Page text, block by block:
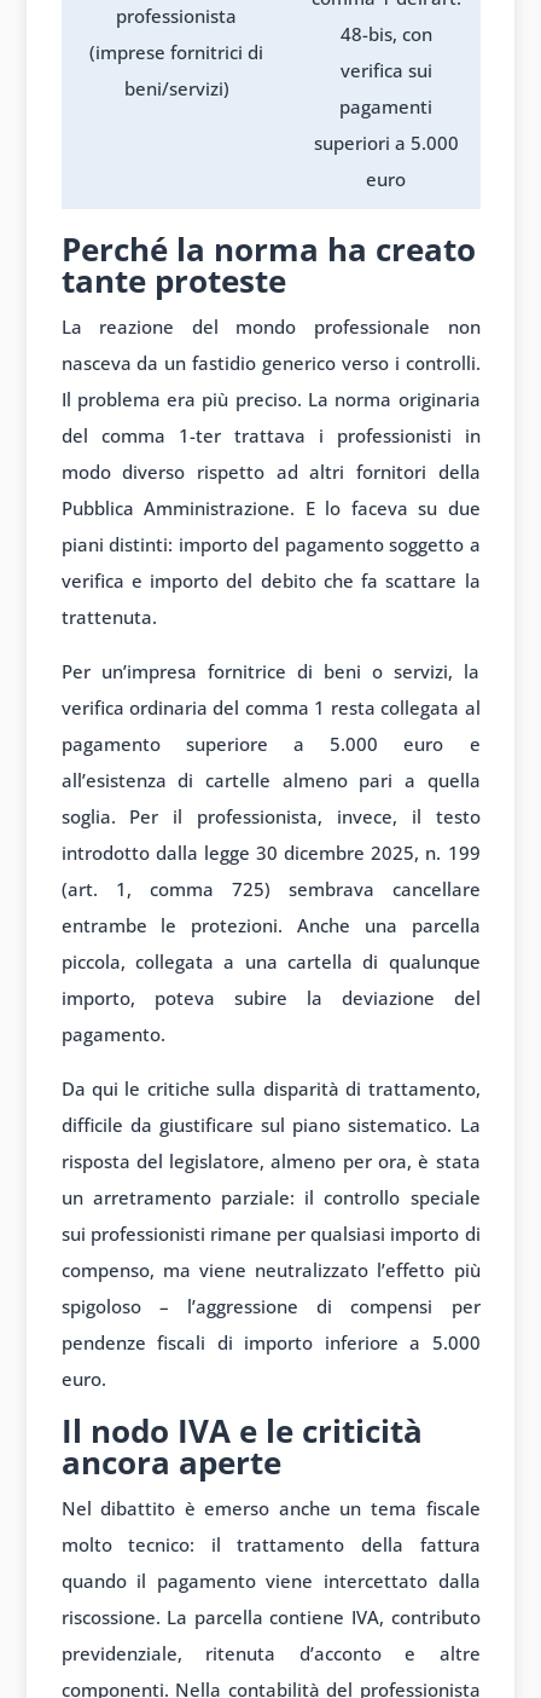
professionista
(imprese fornitrici di
beni/servizi)
48-bis, con
verifica sui
pagamenti
superiori a 5.000
euro
Perché la norma ha creato
tante proteste
La reazione del mondo professionale non
nasceva da un fastidio generico verso i controlli.
Il problema era più preciso. La norma originaria
del comma 1-ter trattava i professionisti in
modo diverso rispetto ad altri fornitori della
Pubblica Amministrazione. E lo faceva su due
piani distinti: importo del pagamento soggetto a
verifica e importo del debito che fa scattare la
trattenuta.
Per un’impresa fornitrice di beni o servizi, la
verifica ordinaria del comma 1 resta collegata al
pagamento superiore a 5.000 euro e
all’esistenza di cartelle almeno pari a quella
soglia. Per il professionista, invece, il testo
introdotto dalla legge 30 dicembre 2025, n. 199
(art. 1, comma 725) sembrava cancellare
entrambe le protezioni. Anche una parcella
piccola, collegata a una cartella di qualunque
importo, poteva subire la deviazione del
pagamento.
Da qui le critiche sulla disparità di trattamento,
difficile da giustificare sul piano sistematico. La
risposta del legislatore, almeno per ora, è stata
un arretramento parziale: il controllo speciale
sui professionisti rimane per qualsiasi importo di
compenso, ma viene neutralizzato l’effetto più
spigoloso – l’aggressione di compensi per
pendenze fiscali di importo inferiore a 5.000
euro.
Il nodo IVA e le criticità
ancora aperte
Nel dibattito è emerso anche un tema fiscale
molto tecnico: il trattamento della fattura
quando il pagamento viene intercettato dalla
riscossione. La parcella contiene IVA, contributo
previdenziale, ritenuta d’acconto e altre
componenti. Nella contabilità del professionista